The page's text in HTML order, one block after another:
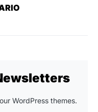
WordPress themes.